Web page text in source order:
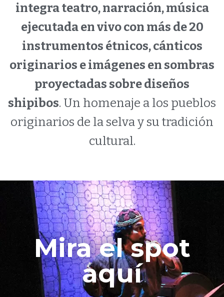
integra teatro, narración, música
ejecutada en vivo con más de 20
instrumentos étnicos, cánticos
originarios e imágenes en sombras
proyectadas sobre diseños
shipibos. Un homenaje a los pueblos
originarios de la selva y su tradición
cultural.
Mira el spot
aquí